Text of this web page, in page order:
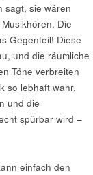
sagt, sie wären
Die
Gegenteil! Diese
und die räumliche
Töne verbreiten
so lebhaft wahr,
und die
spürbar wird –
einfach den